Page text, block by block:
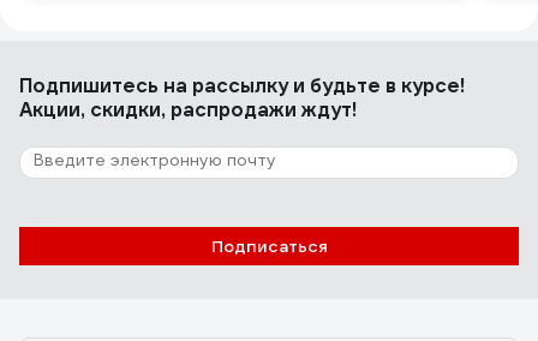
Подпишитесь на рассылкуи будьте в курсе!
Акции, скидки, распродажи ждут!
Подписаться